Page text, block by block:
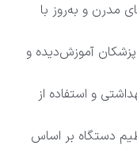
مدرن و به‌روز با
آموزش‌دیده و
و استفاده از
دستگاه بر اساس